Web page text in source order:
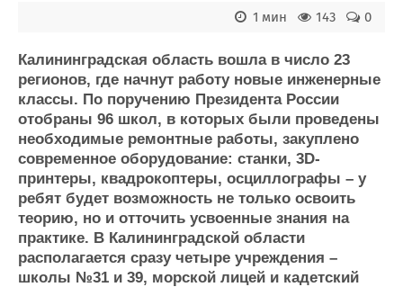
Компании
Репутация
Работа
Крюинг
Журнал
Реклама
Доска объявлений
Оборудование
Изделия
Материалы
Конференции
Выставки и семинары
Личности
Флот
Галерея флота
Форум
0
143
1 мин
Калининградская область вошла в число 23
регионов, где начнут работу новые инженерные
классы. По поручению Президента России
отобраны 96 школ, в которых были проведены
необходимые ремонтные работы, закуплено
современное оборудование: станки, 3D-
принтеры, квадрокоптеры, осциллографы – у
ребят будет возможность не только освоить
теорию, но и отточить усвоенные знания на
практике. В Калининградской области
располагается сразу четыре учреждения –
школы №31 и 39, морской лицей и кадетский